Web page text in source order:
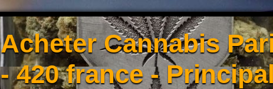
Acheter Cannabis
- 420 france -